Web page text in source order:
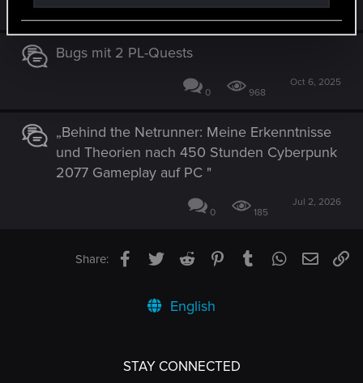
Bugs mit 2 PL-Quests
0 968
Oct 6, 2025
„Behind the Netrunner: Meine Erkenntnisse
und Theorien nach 450 Stunden Cyberpunk
2077 Gameplay auf PC "
0 185
Jul 2, 2026
Share: Facebook
TwitterReddit PinterestTumblrWhatsApp
Email
English
STAY CONNECTED